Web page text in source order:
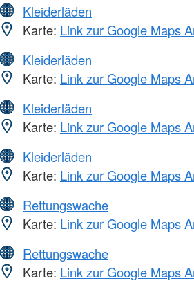
Kleiderläden
Karte: Link zur Google Maps
Kleiderläden
Karte: Link zur Google Maps
Kleiderläden
Karte: Link zur Google Maps
Kleiderläden
Karte: Link zur Google Maps
Rettungswache
Karte: Link zur Google Maps
Rettungswache
Karte: Link zur Google Maps